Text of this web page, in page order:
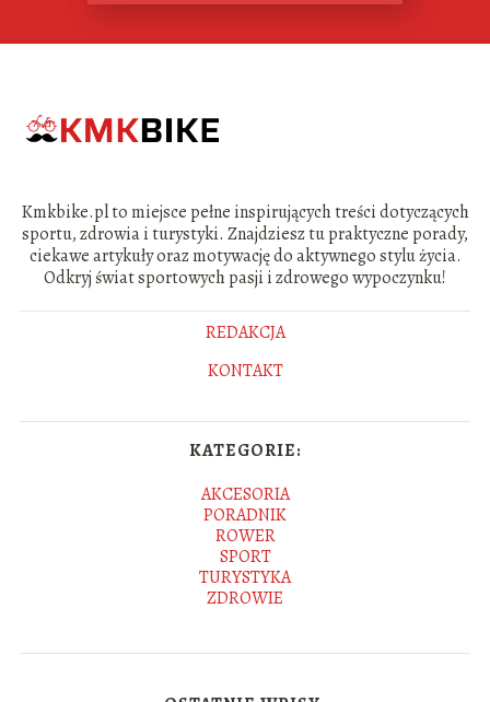
Kmkbike.pl to miejsce pełne inspirujących treści dotyczących
sportu, zdrowia i turystyki. Znajdziesz tu praktyczne porady,
ciekawe artykuły oraz motywację do aktywnego stylu życia.
Odkryj świat sportowych pasji i zdrowego wypoczynku!
REDAKCJA
KONTAKT
KATEGORIE:
AKCESORIA
PORADNIK
ROWER
SPORT
TURYSTYKA
ZDROWIE